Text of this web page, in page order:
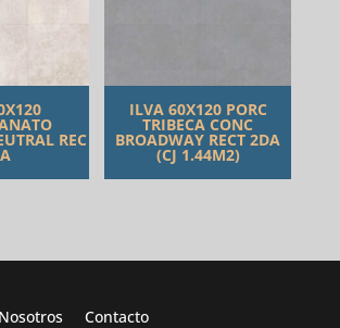
REC
ILVA 60X120 PORC
TRIBECA CONC
BROADWAY RECT 2DA
(CJ 1.44M2)
Nosotros Contacto